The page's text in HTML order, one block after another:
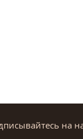
на